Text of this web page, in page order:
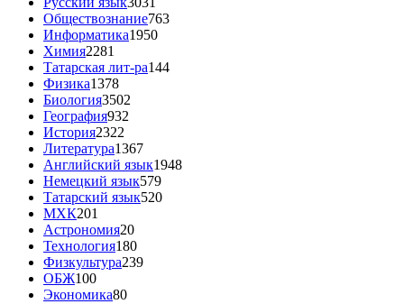
Обществознание763
Информатика1950
Химия2281
Татарская лит-ра144
Физика1378
Биология3502
География932
История2322
Литература1367
Английский язык1948
Немецкий язык579
Татарский язык520
МХК201
Астрономия20
Технология180
Физкультура239
ОБЖ100
Экономика80